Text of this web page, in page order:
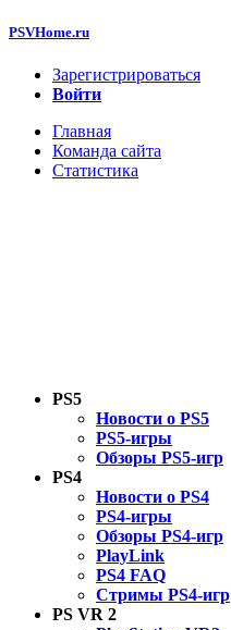
PSVHome.ru
Зарегистрироваться
Войти
Главная
Команда сайта
Статистика
PS5
Новости о PS5
PS5-игры
Обзоры PS5-игр
PS4
Новости о PS4
PS4-игры
Обзоры PS4-игр
PlayLink
PS4 FAQ
Стримы PS4-игр
PS VR 2